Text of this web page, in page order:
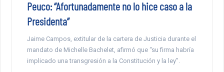
Peuco: “Afortunadamente no lo hice caso a la
Presidenta”
Jaime Campos, extitular de la cartera de Justicia durante el
mandato de Michelle Bachelet, afirmó que “su firma habría
implicado una transgresión a la Constitución y la ley”.